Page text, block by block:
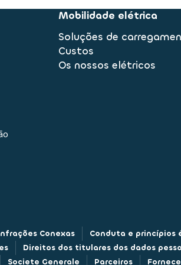
Mobilidade elétrica
Soluções de
Custos
Os nossos elétricos
Conexas
Conduta e princípios
Direitos dos titulares dos dados
Societe Generale Parceiros